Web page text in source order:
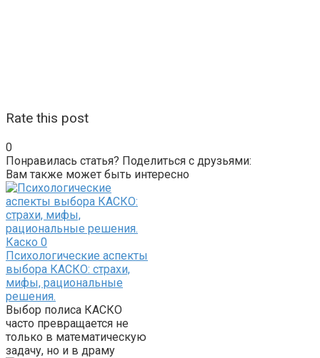
Rate this post
0
Понравилась статья? Поделиться с друзьями:
Вам также может быть интересно
Каско 0
Психологические аспекты
выбора КАСКО: страхи,
мифы, рациональные
решения.
Выбор полиса КАСКО
часто превращается не
только в математическую
задачу, но и в драму